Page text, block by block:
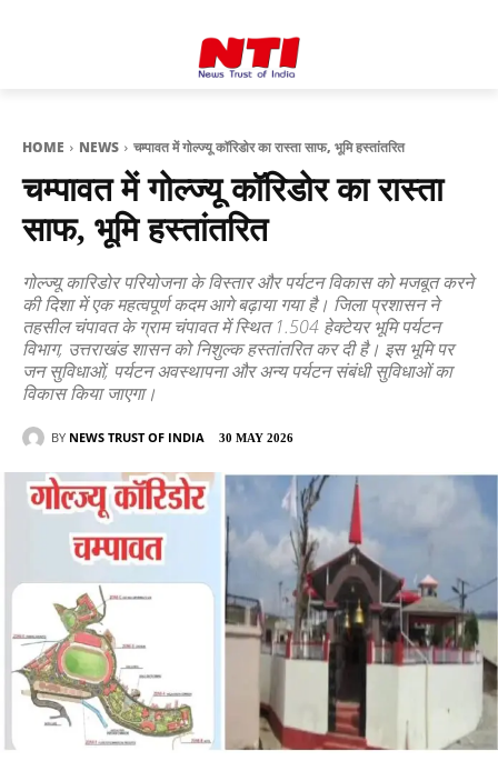
HOME NEWS चम्पावत में गोल्ज्यू कॉरिडोर का रास्ता साफ, भूमि हस्तांतरित
चम्पावत में गोल्ज्यू कॉरिडोर का रास्ता
साफ, भूमि हस्तांतरित
गोल्ज्यू कारिडोर परियोजना के विस्तार और पर्यटन विकास को मजबूत करने
की दिशा में एक महत्वपूर्ण कदम आगे बढ़ाया गया है। जिला प्रशासन ने
तहसील चंपावत के ग्राम चंपावत में स्थित 1.504 हेक्टेयर भूमि पर्यटन
विभाग, उत्तराखंड शासन को निशुल्क हस्तांतरित कर दी है। इस भूमि पर
जन सुविधाओं, पर्यटन अवस्थापना और अन्य पर्यटन संबंधी सुविधाओं का
विकास किया जाएगा।
BY NEWS TRUST OF INDIA 30 MAY 2026